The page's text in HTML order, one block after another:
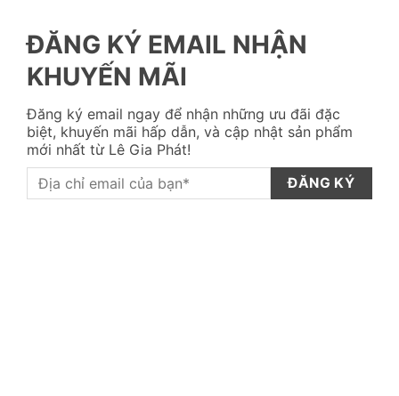
ĐĂNG KÝ EMAIL NHẬN
KHUYẾN MÃI
Đăng ký email ngay để nhận những ưu đãi đặc
biệt, khuyến mãi hấp dẫn, và cập nhật sản phẩm
mới nhất từ Lê Gia Phát!